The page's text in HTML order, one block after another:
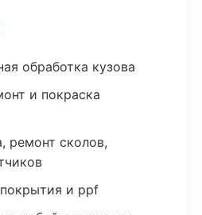
обработка кузова
и покраска
ремонт сколов,
и ppf